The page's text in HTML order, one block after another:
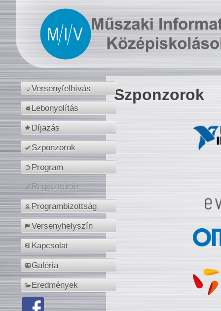
Versenyfelhívás
Lebonyolítás
Díjazás
Szponzorok
Program
Regisztráció
Programbizottság
Versenyhelyszín
Kapcsolat
Galéria
Eredmények
Szponzorok